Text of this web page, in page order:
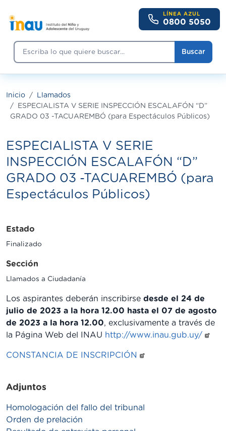
Buscar
Buscar
LÍNEA AZUL
0800 5050
Inicio
Llamados
ESPECIALISTA V SERIE INSPECCIÓN ESCALAFÓN “D”
GRADO 03 -TACUAREMBÓ (para Espectáculos Públicos)
ESPECIALISTA V SERIE
INSPECCIÓN ESCALAFÓN “D”
GRADO 03 -TACUAREMBÓ (para
Espectáculos Públicos)
Estado
Finalizado
Sección
Llamados a Ciudadanía
Los aspirantes deberán inscribirse desde el 24 de
julio de 2023 a la hora 12.00 hasta el 07 de agosto
de 2023 a la hora 12.00, exclusivamente a través de
la Página Web del INAU http://www.inau.gub.uy/
CONSTANCIA DE INSCRIPCIÓN
Adjuntos
Homologación del fallo del tribunal
Orden de prelación